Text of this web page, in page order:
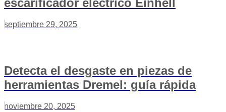
septiembre 29, 2025
Detecta el desgaste en piezas de
herramientas Dremel: guía rápida
noviembre 20, 2025